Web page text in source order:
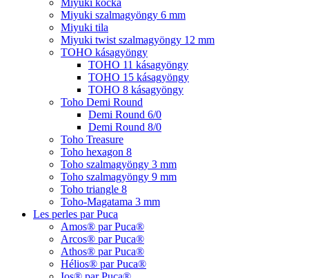
Miyuki kocka
Miyuki szalmagyöngy 6 mm
Miyuki tila
Miyuki twist szalmagyöngy 12 mm
TOHO kásagyöngy
TOHO 11 kásagyöngy
TOHO 15 kásagyöngy
TOHO 8 kásagyöngy
Toho Demi Round
Demi Round 6/0
Demi Round 8/0
Toho Treasure
Toho hexagon 8
Toho szalmagyöngy 3 mm
Toho szalmagyöngy 9 mm
Toho triangle 8
Toho-Magatama 3 mm
Les perles par Puca
Amos® par Puca®
Arcos® par Puca®
Athos® par Puca®
Hélios® par Puca®